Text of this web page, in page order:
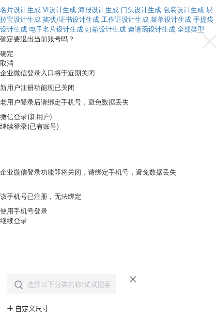
名片设计生成 VI设计生成 海报设计生成 门头设计生成 包装设计生成 易
拉宝设计生成 奖状/证书设计生成 工作证设计生成 菜单设计生成 手提袋
设计生成 电子名片设计生成 灯箱设计生成 邀请函设计生成 全部类型
确定要退出当前账号吗？
确定
取消
企业微信登录入口将于近期关闭
新用户注册功能现已关闭
老用户登录后请绑定手机号，避免数据丢失
微信登录(新用户)
继续登录(已有账号)
企业微信登录功能即将关闭，请绑定手机号，避免数据丢失
该手机号已注册，无法绑定
使用手机号登录
继续登录